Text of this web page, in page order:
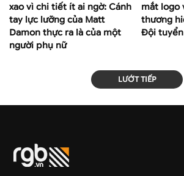
xao vì chi tiết ít ai ngờ: Cánh
tay lực lưỡng của Matt
Damon thực ra là của một
người phụ nữ
mắt logo
thương
Đội
LƯỚT TIẾP